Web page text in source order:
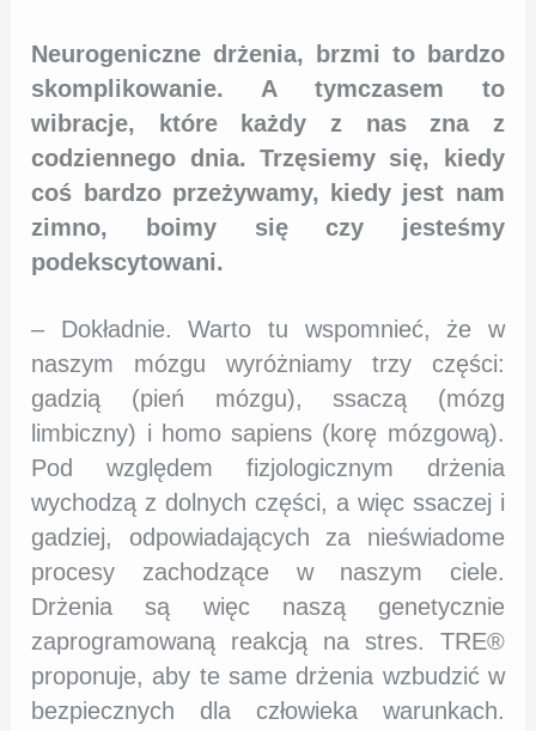
Neurogeniczne drżenia, brzmi to bardzo
skomplikowanie. A tymczasem to
wibracje, które każdy z nas zna z
codziennego dnia. Trzęsiemy się, kiedy
coś bardzo przeżywamy, kiedy jest nam
zimno, boimy się czy jesteśmy
podekscytowani.
– Dokładnie. Warto tu wspomnieć, że w
naszym mózgu wyróżniamy trzy części:
gadzią (pień mózgu), ssaczą (mózg
limbiczny) i homo sapiens (korę mózgową).
Pod względem fizjologicznym drżenia
wychodzą z dolnych części, a więc ssaczej i
gadziej, odpowiadających za nieświadome
procesy zachodzące w naszym ciele.
Drżenia są więc naszą genetycznie
zaprogramowaną reakcją na stres. TRE®
proponuje, aby te same drżenia wzbudzić w
bezpiecznych dla człowieka warunkach.